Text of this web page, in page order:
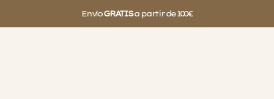
EnvíoGRATISa partir de 100€